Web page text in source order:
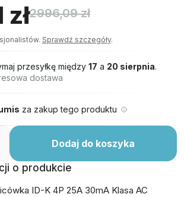
2996,09 zł
Sprawdź szczegóły.
przesyłkę między 17 a 20 sierpnia.
dostawa
za zakup tego produktu
Dodaj do koszyka
o produkcie
ID-K 4P 25A 30mA Klasa AC